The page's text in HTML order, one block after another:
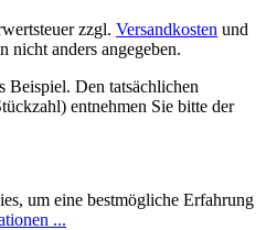
zzgl. Versandkosten und
nicht anders angegeben.
Den tatsächlichen
entnehmen Sie bitte der
um eine bestmögliche Erfahrung
...